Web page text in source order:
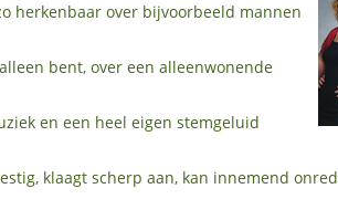
herkenbaar over bijvoorbeeld mannen
bent, over een alleenwonende
en een heel eigen stemgeluid
klaagt scherp aan, kan innemend